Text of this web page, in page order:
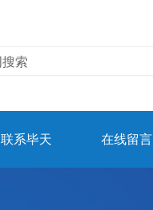
联系毕天 在线留言